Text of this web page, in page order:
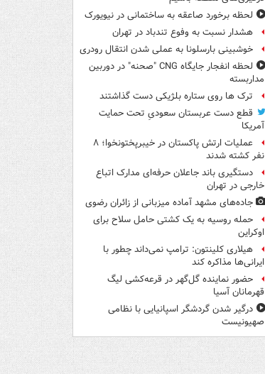
لحظه برخورد صاعقه به ساختمانی در نیویورک
هشدار نسبت به وفوع تندباد در تهران
خوشبینی بارسلونا به عملی شدن انتقال رودری
لحظه انفجار جایگاه CNG "صحنه" در دوربین
مداربسته
ترک ها روی ستاره بلژیکی دست گذاشتند
قطع دست عربستان سعودیِ تحت حمایت
آمریکا
عملیات ارتش پاکستان در خیبرپختونخوا؛ ۸
نفر کشته شدند
دستگیری باند جاعلان حرفه‌ای مدارک اتباع
خارجی در تهران
جاده‌های مشهد آماده میزبانی از زائران رضوی
حمله روسیه به یک کشتی حامل سلاح برای
اوکراین
هیلاری کلینتون: ترامپ نمی‌داند چطور با
ایرانی‌ها مذاکره کند
حضور نماینده گل‌گهر در قرعه‌کشی لیگ
قهرمانان آسیا
درگیر شدن گردشگر اسپانیایی با نظامی
صهیونیست